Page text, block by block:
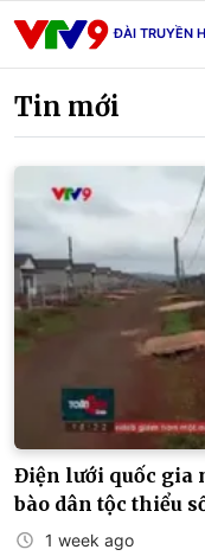
ĐÀI TRUYỀN
Tin mới
Điện lưới quốc gia
bào dân tộc thiểu
1 week ago